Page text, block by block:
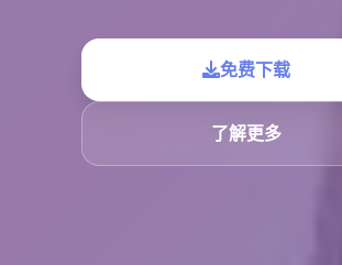
免费下载
了解更多